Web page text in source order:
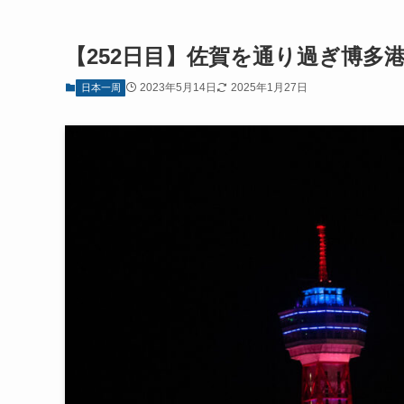
【252日目】佐賀を通り過ぎ博多
日本一周 2023年5月14日 2025年1月27日